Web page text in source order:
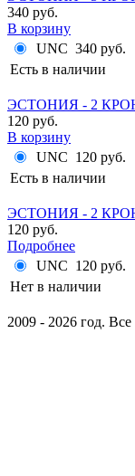
340 руб.
В корзину
UNC 340 руб.
Есть в наличии
ЭСТОНИЯ - 2
120 руб.
В корзину
UNC 120 руб.
Есть в наличии
ЭСТОНИЯ - 2
120 руб.
Подробнее
UNC 120 руб.
Нет в наличии
2009 - 2026 год.